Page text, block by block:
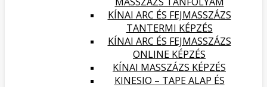
KÍNAI ARC ÉS FEJMASSZÁZS
TANTERMI KÉPZÉS
KÍNAI ARC ÉS FEJMASSZÁZS
ONLINE KÉPZÉS
KÍNAI MASSZÁZS KÉPZÉS
KINESIO – TAPE ALAP ÉS